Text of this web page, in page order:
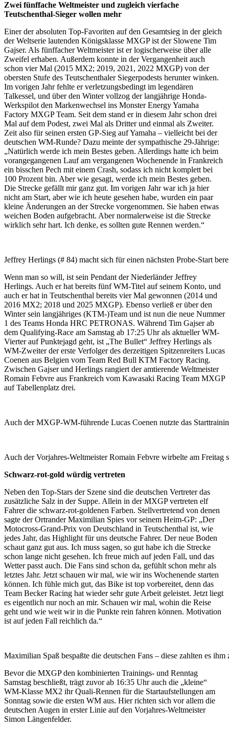
Zwei fünffache Weltmeister und zugleich vierfache
Teutschenthal-Sieger wollen mehr
Einer der absoluten Top-Favoriten auf den Gesamtsieg in der gleich
der Weltserie lautenden Königsklasse MXGP ist der Slowene Tim
Gajser. Als fünffacher Weltmeister ist er logischerweise über alle
Zweifel erhaben. Außerdem konnte in der Vergangenheit auch
schon vier Mal (2015 MX2; 2019, 2021, 2022 MXGP) von der
obersten Stufe des Teutschenthaler Siegerpodests herunter winken.
Im vorigen Jahr fehlte er verletzungsbedingt im legendären
Talkessel, und über den Winter vollzog der langjährige Honda-
Werkspilot den Markenwechsel ins Monster Energy Yamaha
Factory MXGP Team. Seit dem stand er in diesem Jahr schon drei
Mal auf dem Podest, zwei Mal als Dritter und einmal als Zweiter.
Zeit also für seinen ersten GP-Sieg auf Yamaha – vielleicht bei der
deutschen WM-Runde? Dazu meinte der sympathische 29-Jährige:
„Natürlich werde ich mein Bestes geben. Allerdings hatte ich beim
vorangegangenen Lauf am vergangenen Wochenende in Frankreich
ein bisschen Pech mit einem Crash, sodass ich nicht komplett bei
100 Prozent bin. Aber wie gesagt, werde ich mein Bestes geben.
Die Strecke gefällt mir ganz gut. Im vorigen Jahr war ich ja hier
nicht am Start, aber wie ich heute gesehen habe, wurden ein paar
kleine Änderungen an der Strecke vorgenommen. Sie haben etwas
weichen Boden aufgebracht. Aber normalerweise ist die Strecke
wirklich sehr hart. Ich denke, es sollten gute Rennen werden.“
Jeffrey Herlings (# 84) macht sich für einen nächsten Probe-Start
Wenn man so will, ist sein Pendant der Niederländer Jeffrey
Herlings. Auch er hat bereits fünf WM-Titel auf seinem Konto, und
auch er hat in Teutschenthal bereits vier Mal gewonnen (2014 und
2016 MX2; 2018 und 2025 MXGP). Ebenso verließ er über den
Winter sein langjähriges (KTM-)Team und ist nun die neue Nummer
1 des Teams Honda HRC PETRONAS. Während Tim Gajser ab
dem Qualifying-Race am Samstag ab 17:25 Uhr als aktueller WM-
Vierter auf Punktejagd geht, ist „The Bullet“ Jeffrey Herlings als
WM-Zweiter der erste Verfolger des derzeitigen Spitzenreiters Lucas
Coenen aus Belgien vom Team Red Bull KTM Factory Racing.
Zwischen Gajser und Herlings rangiert der amtierende Weltmeister
Romain Febvre aus Frankreich vom Kawasaki Racing Team MXGP
auf Tabellenplatz drei.
Auch der MXGP-WM-führende Lucas Coenen nutzte das
Auch der Vorjahres-Weltmeister Romain Febvre wirbelte am Freitag
Schwarz-rot-gold würdig vertreten
Neben den Top-Stars der Szene sind die deutschen Vertreter das
zusätzliche Salz in der Suppe. Allein in der MXGP vertreten elf
Fahrer die schwarz-rot-goldenen Farben. Stellvertretend von denen
sagte der Ortrander Maximilian Spies vor seinem Heim-GP: „Der
Motocross-Grand-Prix von Deutschland in Teutschenthal ist, wie
jedes Jahr, das Highlight für uns deutsche Fahrer. Der neue Boden
schaut ganz gut aus. Ich muss sagen, so gut habe ich die Strecke
schon lange nicht gesehen. Ich freue mich auf jeden Fall, und das
Wetter passt auch. Die Fans sind schon da, gefühlt schon mehr als
letztes Jahr. Jetzt schauen wir mal, wie wir ins Wochenende starten
können. Ich fühle mich gut, das Bike ist top vorbereitet, denn das
Team Becker Racing hat wieder sehr gute Arbeit geleistet. Jetzt liegt
es eigentlich nur noch an mir. Schauen wir mal, wohin die Reise
geht und wie weit wir in die Punkte rein fahren können. Motivation
ist auf jeden Fall reichlich da.“
Maximilian Spaß bespaßte die deutschen Fans – diese zahlten es ihm
Bevor die MXGP den kombinierten Trainings- und Renntag
Samstag beschließt, trägt zuvor ab 16:35 Uhr auch die „kleine“
WM-Klasse MX2 ihr Quali-Rennen für die Startaufstellungen am
Sonntag sowie die ersten WM aus. Hier richten sich vor allem die
deutschen Augen in erster Linie auf den Vorjahres-Weltmeister
Simon Längenfelder.